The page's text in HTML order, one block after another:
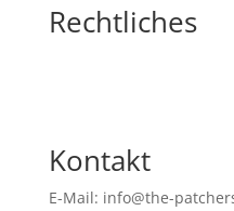
Rechtliches
Kontakt
E-Mail: info@the-